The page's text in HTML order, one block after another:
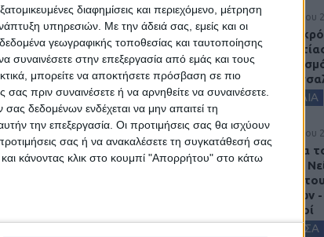
διαφημίσεις και περιεχόμενο, μέτρηση
υπηρεσιών. Με την άδειά σας, εμείς και οι
γεωγραφικής τοποθεσίας και ταυτοποίησης
στην επεξεργασία από εμάς και τους
μπορείτε να αποκτήσετε πρόσβαση σε πιο
σας πριν συναινέσετε ή να αρνηθείτε να συναινέσετε.
δεδομένων ενδέχεται να μην απαιτεί τη
την επεξεργασία. Οι προτιμήσεις σας θα ισχύουν
σας ή να ανακαλέσετε τη συγκατάθεσή σας
κάνοντας κλικ στο κουμπί "Απορρήτου" στο κάτω
News!
Θεσσαλίας
7 Αυγούστου
Ένας
στη
ΘΕΣΣΑΛΙΑ
6 Αυγούστου
Κρούσμα
Δυτικού
Κυψέλη
Σοφάδων -
ψεκασμοί
ΚΑΡΔΙΤΣΑ